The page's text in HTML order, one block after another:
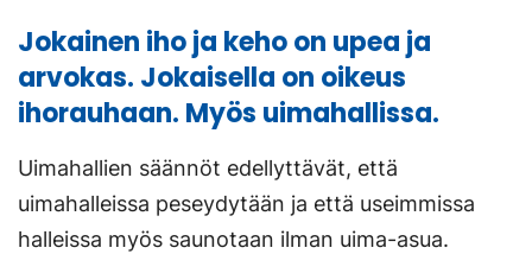
Jokainen iho ja keho on upea ja
arvokas. Jokaisella on oikeus
ihorauhaan. Myös uimahallissa.
Uimahallien säännöt edellyttävät, että
uimahalleissa peseydytään ja että useimmissa
halleissa myös saunotaan ilman uima-asua.